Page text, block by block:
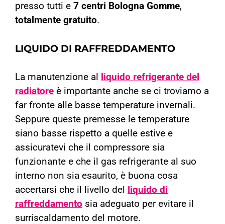
presso tutti e 7 centri Bologna Gomme,
totalmente gratuito.
LIQUIDO DI RAFFREDDAMENTO
La manutenzione al liquido refrigerante del
radiatore è importante anche se ci troviamo a
far fronte alle basse temperature invernali.
Seppure queste premesse le temperature
siano basse rispetto a quelle estive e
assicuratevi che il compressore sia
funzionante e che il gas refrigerante al suo
interno non sia esaurito, è buona cosa
accertarsi che il livello del liquido di
raffreddamento sia adeguato per evitare il
surriscaldamento del motore.